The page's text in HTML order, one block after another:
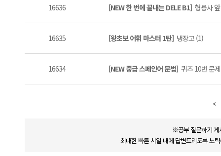
16636 [NEW 한 번에 끝내는 DELE B1] 형용사
16635 [왕초보 어휘 마스터 1탄] 냉장고 (1)
16634 [NEW 중급 스페인어 문법] 퀴즈 10번 문
※공부 질문하기 게
최대한 빠른 시일 내에 답변드리도록 노